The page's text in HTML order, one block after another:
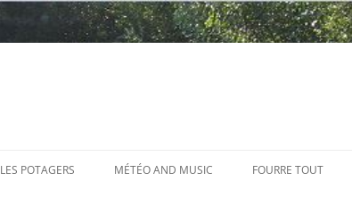
LES POTAGERS MÉTÉO AND MUSIC FOURRE TOUT